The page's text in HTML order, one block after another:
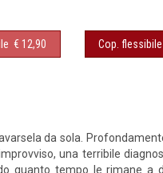
€ 12,90 Cop. flessibile
da sola.
una terribile
quanto tempo le rimane a